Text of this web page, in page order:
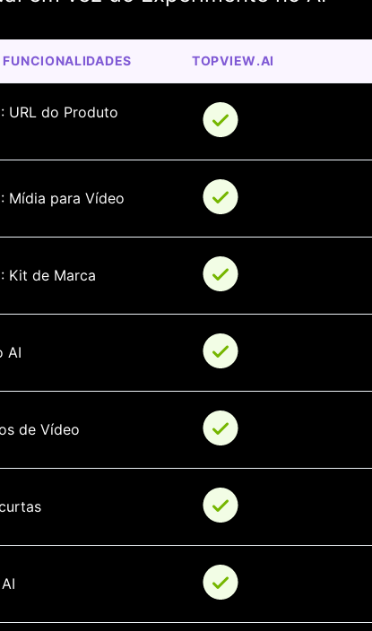
TOPVIEW.AI
URL do Produto
Mídia para Vídeo
Kit de Marca
AI
de Vídeo